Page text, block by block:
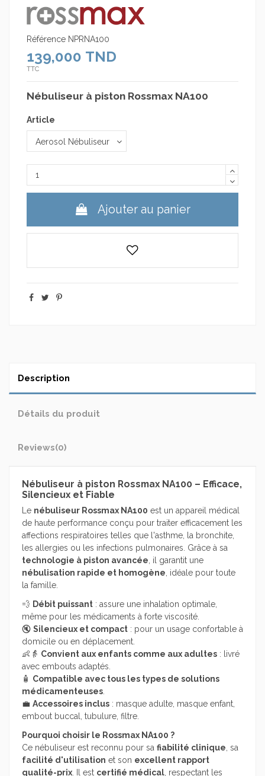
Référence NPRNA100
139,000 TND
TTC
Nébuliseur à piston Rossmax NA100
Article
Ajouter au panier
Description
Détails du produit
Reviews(0)
Nébuliseur à piston Rossmax NA100 – Efficace,
Silencieux et Fiable
Le nébuliseur Rossmax NA100 est un appareil médical
de haute performance conçu pour traiter efficacement les
affections respiratoires telles que l'asthme, la bronchite,
les allergies ou les infections pulmonaires. Grâce à sa
technologie à piston avancée , il garantit une
nébulisation rapide et homogène , idéale pour toute
la famille.
💨 Débit puissant : assure une inhalation optimale,
même pour les médicaments à forte viscosité.
🔇 Silencieux et compact : pour un usage confortable à
domicile ou en déplacement.
👶👵 Convient aux enfants comme aux adultes : livré
avec embouts adaptés.
🧴 Compatible avec tous les types de solutions
médicamenteuses
💼 Accessoires inclus : masque adulte, masque enfant,
embout buccal, tubulure, filtre.
Pourquoi choisir le Rossmax NA100 ?
Ce nébuliseur est reconnu pour sa fiabilité clinique, sa
facilité d'utilisation et son excellent rapport
qualité-prix. Il est certifié médical, respectant les